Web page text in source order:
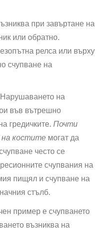
при завъртане на
или обратно.
релса или върху
счупване на
на
във вътреш­но
гредичките. Почти
на костите могат да
често се
счупвания на
пищял и счупване на
стълб.
пример е счупването
възниква на